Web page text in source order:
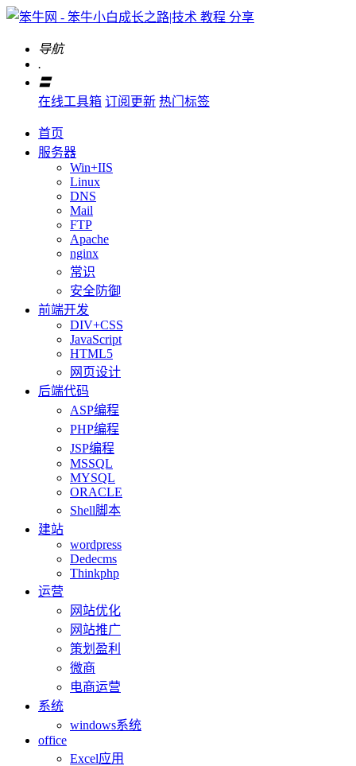
导航
.
〓
在线工具箱 订阅更新 热门标签
首页
服务器
Win+IIS
Linux
DNS
Mail
FTP
Apache
nginx
常识
安全防御
前端开发
DIV+CSS
JavaScript
HTML5
网页设计
后端代码
ASP编程
PHP编程
JSP编程
MSSQL
MYSQL
ORACLE
Shell脚本
建站
wordpress
Dedecms
Thinkphp
运营
网站优化
网站推广
策划盈利
微商
电商运营
系统
windows系统
office
Excel应用